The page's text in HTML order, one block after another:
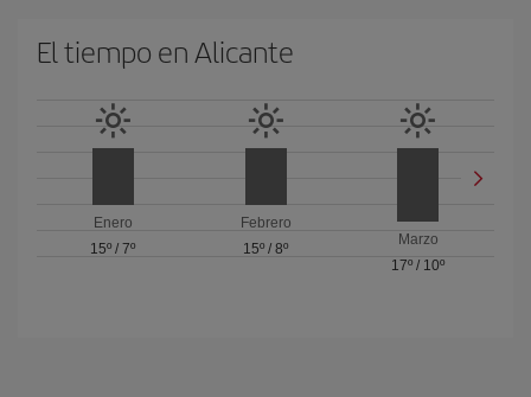
El tiempo en Alicante
Enero
15º /7º
Febrero
15º / 8º
Marzo
17º / 10º